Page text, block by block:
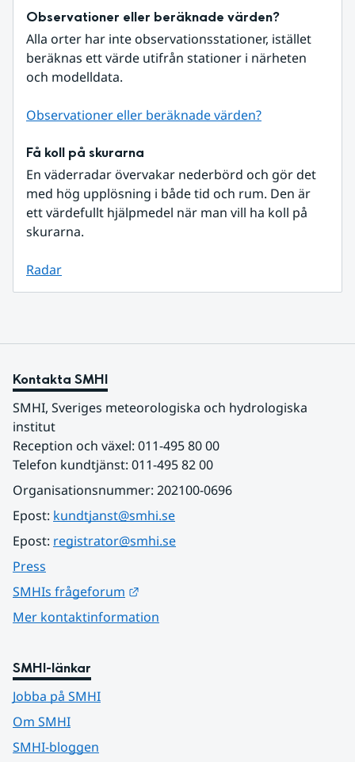
Observationer eller beräknade värden?
Alla orter har inte observationsstationer, istället
beräknas ett värde utifrån stationer i närheten
och modelldata.
Observationer eller beräknade värden?
Få koll på skurarna
En väderradar övervakar nederbörd och gör det
med hög upplösning i både tid och rum. Den är
ett värdefullt hjälpmedel när man vill ha koll på
skurarna.
Radar
Kontakta SMHI
SMHI, Sveriges meteorologiska och hydrologiska
institut
Reception och växel: 011-495 80 00
Telefon kundtjänst: 011-495 82 00
Organisationsnummer: 202100-0696
Epost: kundtjanst@smhi.se
Epost: registrator@smhi.se
Press
SMHIs frågeforum
Mer kontaktinformation
SMHI-länkar
Jobba på SMHI
Om SMHI
SMHI-bloggen